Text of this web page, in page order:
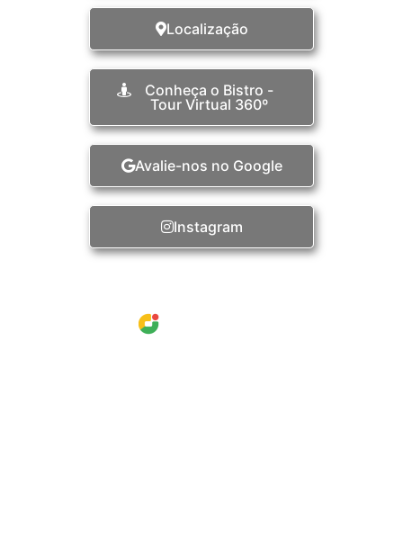
Localização
Conheça o Bistro -
Tour Virtual 360º
Avalie-nos no Google
Instagram